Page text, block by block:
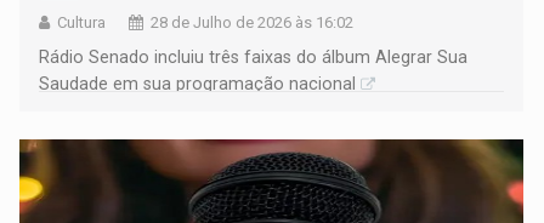
Cultura 28 de Julho de 2026 às 16:02
Rádio Senado incluiu três faixas do álbum Alegrar Sua
Saudade em sua programação nacional